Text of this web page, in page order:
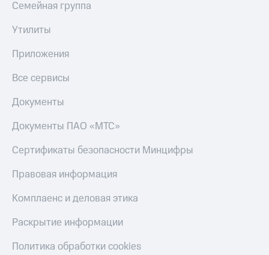
Семейная группа
Утилиты
Приложения
Все сервисы
Документы
Документы ПАО «МТС»
Сертификаты безопасности Минцифры
Правовая информация
Комплаенс и деловая этика
Раскрытие информации
Политика обработки cookies